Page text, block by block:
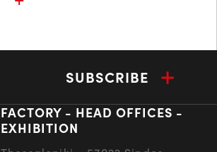
SUBSCRIBE
FACTORY - HEAD OFFICES -
EXHIBITION